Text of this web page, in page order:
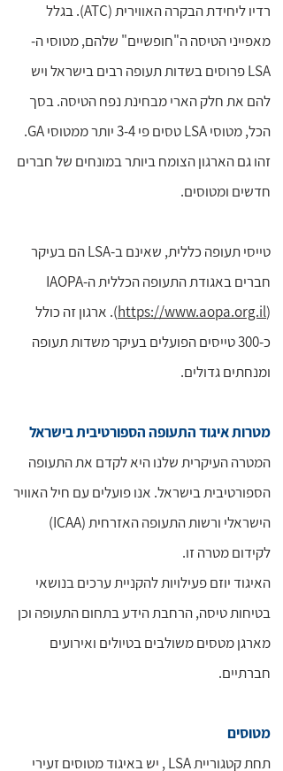
רדיו ליחידת הבקרה האווירית (ATC). בגלל
מאפייני הטיסה ה"חופשיים" שלהם, מטוסי ה-
LSA פרוסים בשדות תעופה רבים בישראל ויש
להם את חלק הארי מבחינת נפח הטיסה. בסך
הכל, מטוסי LSA טסים פי 3-4 יותר ממטוסי GA.
זהו גם הארגון הצומח ביותר במונחים של חברים
חדשים ומטוסים.
טייסי תעופה כללית, שאינם ב-LSA הם בעיקר
חברים באגודת התעופה הכללית ה-IAOPA
(https://www.aopa.org.il ). ארגון זה כולל
כ-300 טייסים הפועלים בעיקר משדות תעופה
ומנחתים גדולים.
מטרות איגוד התעופה הספורטיבית בישראל
המטרה העיקרית שלנו היא לקדם את התעופה
הספורטיבית בישראל. אנו פועלים עם חיל האוויר
הישראלי ורשות התעופה האזרחית (ICAA)
לקידום מטרה זו.
האיגוד יוזם פעילויות להקניית ערכים בנושאי
בטיחות טיסה, הרחבת הידע בתחום התעופה וכן
מארגן מטסים משולבים בטיולים ואירועים
חברתיים.
מטוסים
תחת קטגוריית LSA , יש באיגוד מטוסים זעירי